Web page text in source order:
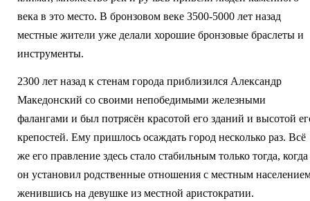
века в это место. В бронзовом веке 3500-5000 лет назад
местные жители уже делали хорошие бронзовые браслеты и
инструменты.
2300 лет назад к стенам города приблизился Александр
Македонский со своими непобедимыми железными
фалангами и был потрясён красотой его зданий и высотой
крепостей. Ему пришлось осаждать город несколько раз. Всё
же его правление здесь стало стабильным только тогда, когда
он установил родственные отношения с местным
женившись на девушке из местной аристократии.